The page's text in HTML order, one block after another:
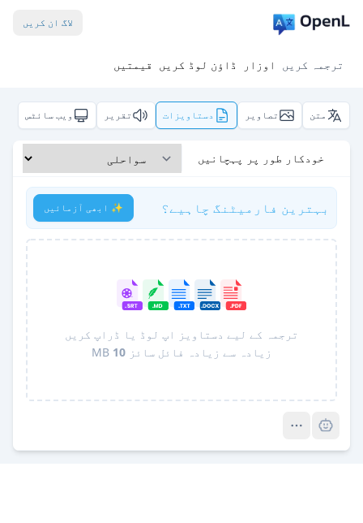
لاگ ان کریں
ترجمہ کریں اوزار ڈاؤن لوڈ کریں قیمتیں
متن تصاویر دستاویزات تقریر ویب سائٹس
خودکار طور پر پہچانیں
بہترین فارمیٹنگ چاہیے؟ ✨ ابھی آزمائیں
ترجمہ کے لیے دستاویز اپ لوڈ یا ڈراپ کریں
زیادہ سے زیادہ فائل سائز 10